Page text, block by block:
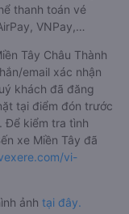
thanh toán vé
VNPay,…
Tây Châu Thành
email xác nhận
khách đã đăng
tại điểm đón trước
Để kiểm tra tình
xe Miền Tây đã
vi-
ảnh tại đây.